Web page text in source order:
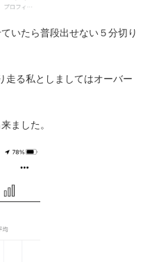
いたら普段出せない５分切り
走る私としましてはオーバー
ました。